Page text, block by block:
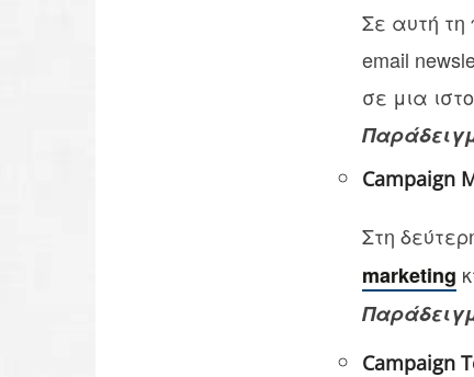
Σε αυτή τη
email
σε μια
Campaign
Στη
marketing
Campaign